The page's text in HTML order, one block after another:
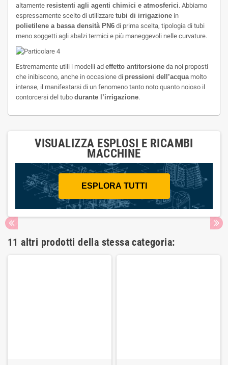
altamente resistenti agli agenti chimici e atmosferici. Abbiamo
espressamente scelto di utilizzare tubi di irrigazione in
polietilene a bassa densità PN6 di prima scelta, tipologia di tubi
meno soggetti agli sbalzi termici e più maneggevoli nelle curvature.
Estremamente utili i modelli ad effetto antitorsione da noi proposti
che inibiscono, anche in occasione di pressioni dell’acquamolto
intense, il manifestarsi di un fenomeno tanto noto quanto noioso il
contorcersi del tubo durante l’irrigazione.
VISUALIZZA ESPLOSI E RICAMBI
MACCHINE
ESPLORA TUTTI
11 altri prodotti della stessa categoria: